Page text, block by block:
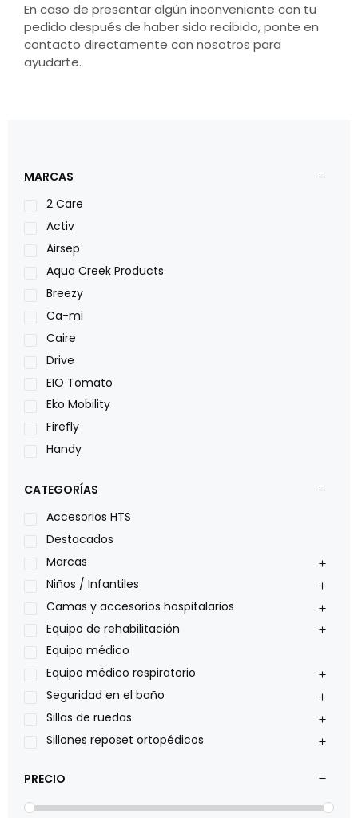
En caso de presentar algún inconveniente con tu
pedido después de haber sido recibido, ponte en
contacto directamente con nosotros para
ayudarte.
MARCAS
2 Care
Activ
Airsep
Aqua Creek Products
Breezy
Ca-mi
Caire
Drive
EIO Tomato
Eko Mobility
Firefly
Handy
Leggero
Lumex
Medical Store
Nidek
Oxiplus
Philips
Pride
Roho
Sillas de ruedas Everest Jennings
Stealth products
Xiehe Medical
CATEGORÍAS
Accesorios HTS
Destacados
Marcas
Niños / Infantiles
Camas y accesorios hospitalarios
Equipo de rehabilitación
Equipo médico
Equipo médico respiratorio
Seguridad en el baño
Sillas de ruedas
Sillones reposet ortopédicos
PRECIO